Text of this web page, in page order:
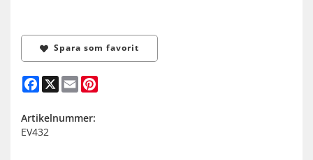
Spara som favorit
Facebook
X Email
Artikelnummer:
EV432